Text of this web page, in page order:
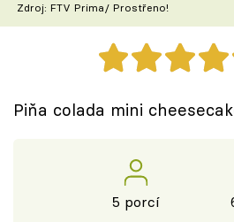
Speciál: Cuketa
Těhotnej kuchař
Sledujte prima+
Zdroj: FTV Prima/ Prostřeno!
Piňa colada mini
5 porcí